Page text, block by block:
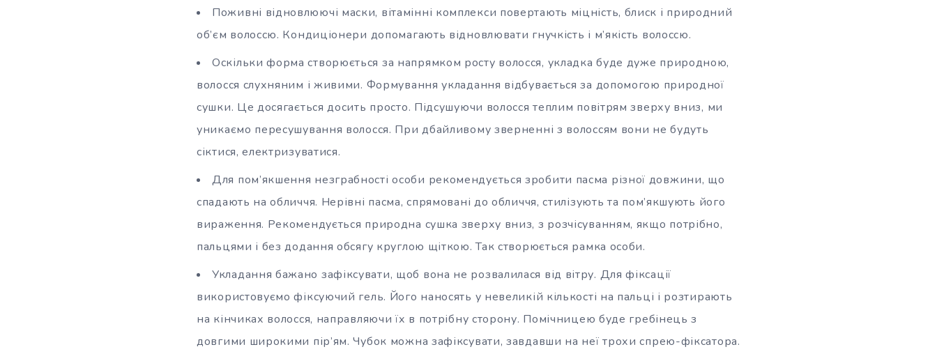
Поживні відновлюючі маски, вітамінні комплекси повертають міцність, блиск і природний
об’єм волоссю. Кондиціонери допомагають відновлювати гнучкість і м’якість волоссю.
Оскільки форма створюється за напрямком росту волосся, укладка буде дуже природною,
волосся слухняним і живими. Формування укладання відбувається за допомогою природної
сушки. Це досягається досить просто. Підсушуючи волосся теплим повітрям зверху вниз, ми
уникаємо пересушування волосся. При дбайливому зверненні з волоссям вони не будуть
сіктися, електризуватися.
Для пом’якшення незграбності особи рекомендується зробити пасма різної довжини, що
спадають на обличчя. Нерівні пасма, спрямовані до обличчя, стилізують та пом’якшують його
вираження. Рекомендується природна сушка зверху вниз, з розчісуванням, якщо потрібно,
пальцями і без додання обсягу круглою щіткою. Так створюється рамка особи.
Укладання бажано зафіксувати, щоб вона не розвалилася від вітру. Для фіксації
використовуємо фіксуючий гель. Його наносять у невеликій кількості на пальці і розтирають
на кінчиках волосся, направляючи їх в потрібну сторону. Помічницею буде гребінець з
довгими широкими пір’ям. Чубок можна зафіксувати, завдавши на неї трохи спрею-фіксатора.